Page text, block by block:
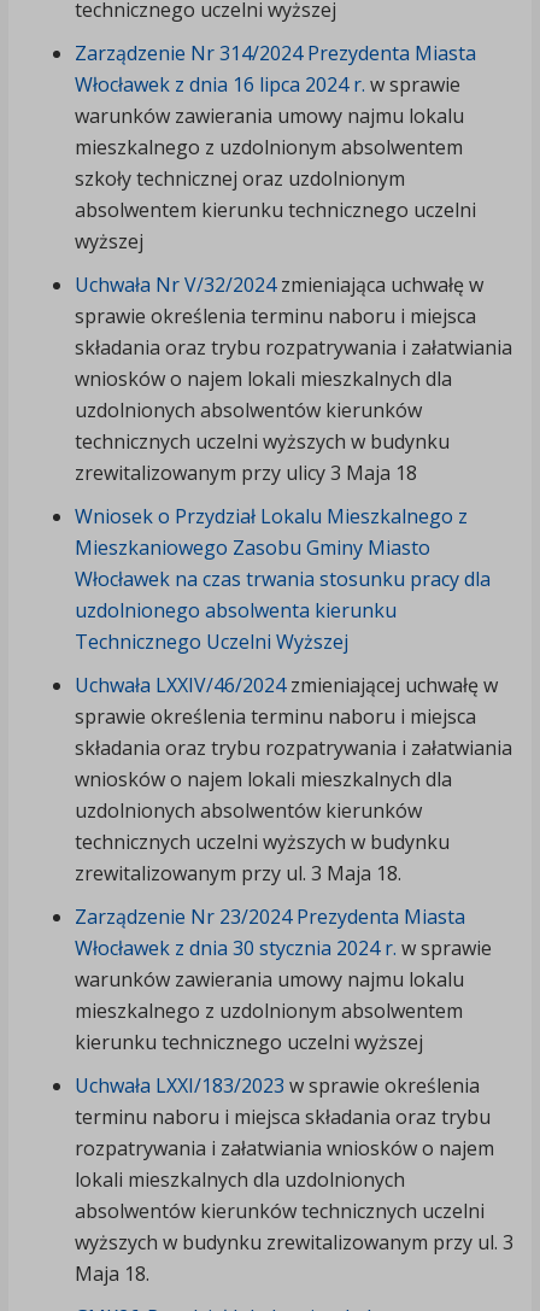
technicznego uczelni wyższej
Zarządzenie Nr 314/2024 Prezydenta Miasta
Włocławek z dnia 16 lipca 2024 r. w sprawie
warunków zawierania umowy najmu lokalu
mieszkalnego z uzdolnionym absolwentem
szkoły technicznej oraz uzdolnionym
absolwentem kierunku technicznego uczelni
wyższej
Uchwała Nr V/32/2024zmieniająca uchwałę w
sprawie określenia terminu naboru i miejsca
składania oraz trybu rozpatrywania i załatwiania
wniosków o najem lokali mieszkalnych dla
uzdolnionych absolwentów kierunków
technicznych uczelni wyższych w budynku
zrewitalizowanym przy ulicy 3 Maja 18
Wniosek o Przydział Lokalu Mieszkalnego z
Mieszkaniowego Zasobu Gminy Miasto
Włocławek na czas trwania stosunku pracy dla
uzdolnionego absolwenta kierunku
Technicznego Uczelni Wyższej
Uchwała LXXIV/46/2024zmieniającej uchwałę w
sprawie określenia terminu naboru i miejsca
składania oraz trybu rozpatrywania i załatwiania
wniosków o najem lokali mieszkalnych dla
uzdolnionych absolwentów kierunków
technicznych uczelni wyższych w budynku
zrewitalizowanym przy ul. 3 Maja 18.
Zarządzenie Nr 23/2024 Prezydenta Miasta
Włocławek z dnia 30 stycznia 2024 r. w sprawie
warunków zawierania umowy najmu lokalu
mieszkalnego z uzdolnionym absolwentem
kierunku technicznego uczelni wyższej
Uchwała LXXI/183/2023 w sprawie określenia
terminu naboru i miejsca składania oraz trybu
rozpatrywania i załatwiania wniosków o najem
lokali mieszkalnych dla uzdolnionych
absolwentów kierunków technicznych uczelni
wyższych w budynku zrewitalizowanym przy ul. 3
Maja 18.